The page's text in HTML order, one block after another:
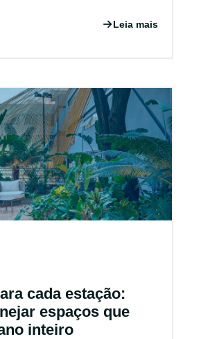
Leia mais
cada estação:
espaços que
inteiro